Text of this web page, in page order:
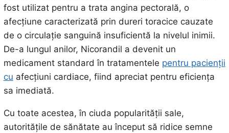
fost utilizat pentru a trata angina pectorală, o
afecțiune caracterizată prin dureri toracice cauzate
de o circulație sanguină insuficientă la nivelul inimii.
De-a lungul anilor, Nicorandil a devenit un
medicament standard în tratamentele pentru pacienții
cu afecțiuni cardiace, fiind apreciat pentru eficiența
sa imediată.
Cu toate acestea, în ciuda popularității sale,
autoritățile de sănătate au început să ridice semne